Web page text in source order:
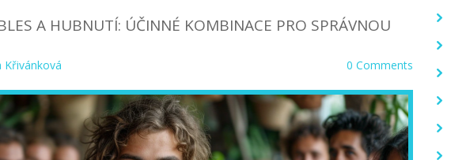
A HUBNUTÍ: ÚČINNÉ KOMBINACE PRO SPRÁVNOU
Křivánková 0 Comments